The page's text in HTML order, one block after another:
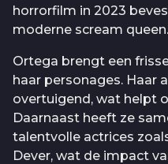
horrorfilm in 2023
moderne scream queen.
Ortega brengt een
haar personages. Haar
overtuigend, wat helpt
Daarnaast heeft ze
talentvolle actrices
Dever, wat de impact